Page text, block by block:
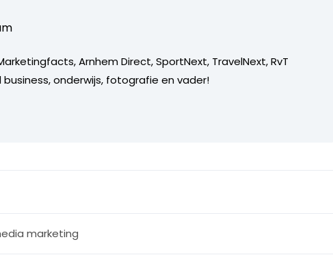
Arnhem Direct, SportNext, TravelNext, RvT
business, onderwijs, fotografie en vader!
marketing